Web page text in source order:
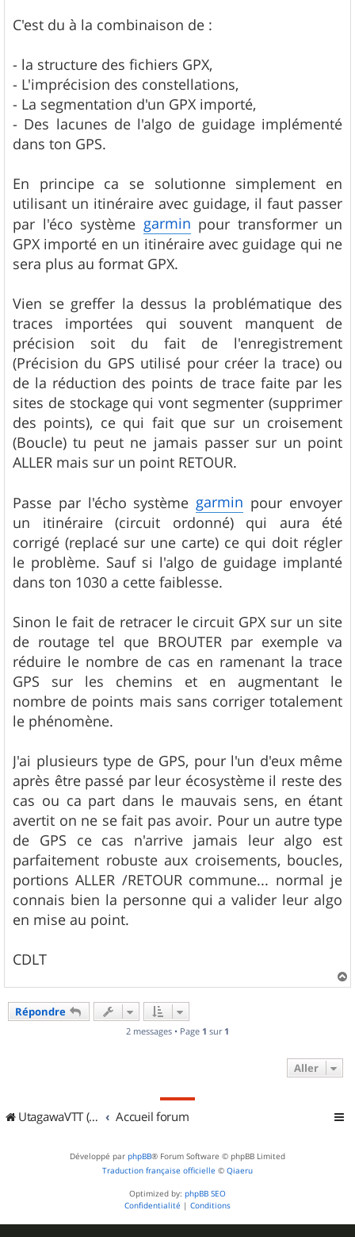
C'est du à la combinaison de :
- la structure des fichiers GPX,
- L'imprécision des constellations,
- La segmentation d'un GPX importé,
- Des lacunes de l'algo de guidage implémenté
dans ton GPS.
En principe ca se solutionne simplement en
utilisant un itinéraire avec guidage, il faut passer
par l'éco système garmin pour transformer un
GPX importé en un itinéraire avec guidage qui ne
sera plus au format GPX.
Vien se greffer la dessus la problématique des
traces importées qui souvent manquent de
précision soit du fait de l'enregistrement
(Précision du GPS utilisé pour créer la trace) ou
de la réduction des points de trace faite par les
sites de stockage qui vont segmenter (supprimer
des points), ce qui fait que sur un croisement
(Boucle) tu peut ne jamais passer sur un point
ALLER mais sur un point RETOUR.
Passe par l'écho système garmin pour envoyer
un itinéraire (circuit ordonné) qui aura été
corrigé (replacé sur une carte) ce qui doit régler
le problème. Sauf si l'algo de guidage implanté
dans ton 1030 a cette faiblesse.
Sinon le fait de retracer le circuit GPX sur un site
de routage tel que BROUTER par exemple va
réduire le nombre de cas en ramenant la trace
GPS sur les chemins et en augmentant le
nombre de points mais sans corriger totalement
le phénomène.
J'ai plusieurs type de GPS, pour l'un d'eux même
après être passé par leur écosystème il reste des
cas ou ca part dans le mauvais sens, en étant
avertit on ne se fait pas avoir. Pour un autre type
de GPS ce cas n'arrive jamais leur algo est
parfaitement robuste aux croisements, boucles,
portions ALLER /RETOUR commune... normal je
connais bien la personne qui a valider leur algo
en mise au point.
CDLT
a
Répondre
2 messages • Page 1 sur 1
Aller
UtagawaVTT (Randos VTT et VTTAE avec traces GPS) Accueil forum
Développé par phpBB® Forum Software © phpBB Limited
Traduction française officielle © Qiaeru
Optimized by: phpBB SEO
Confidentialité | Conditions